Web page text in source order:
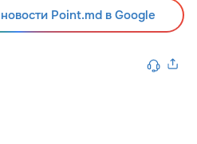
Point.md в Google